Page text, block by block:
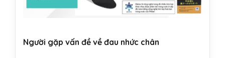
Người gặp vấn đề về đau nhức chân